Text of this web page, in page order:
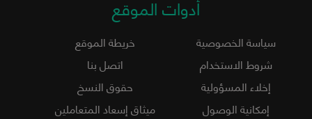
أدوات الموقع
سياسة الخصوصية
خريطة الموقع
شروط الاستخدام
اتصل بنا
إخلاء المسؤولية
حقوق النسخ
إمكانية الوصول
ميثاق إسعاد المتعاملين